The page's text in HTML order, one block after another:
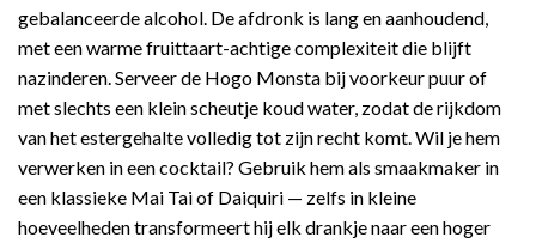
gebalanceerde alcohol. De afdronk is lang en aanhoudend,
met een warme fruittaart-achtige complexiteit die blijft
nazinderen. Serveer de Hogo Monsta bij voorkeur puur of
met slechts een klein scheutje koud water, zodat de rijkdom
van het estergehalte volledig tot zijn recht komt. Wil je hem
verwerken in een cocktail? Gebruik hem als smaakmaker in
een klassieke Mai Tai of Daiquiri — zelfs in kleine
hoeveelheden transformeert hij elk drankje naar een hoger